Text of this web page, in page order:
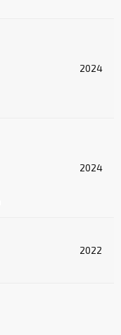
2024
2024
2022